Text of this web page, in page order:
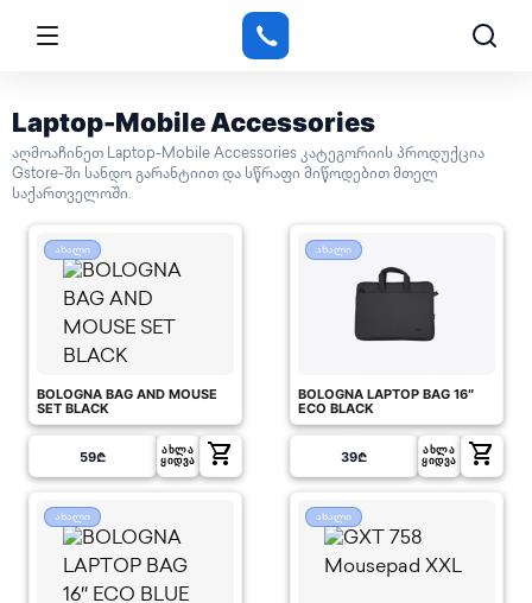
Laptop-Mobile Accessories
აღმოაჩინეთ Laptop-Mobile Accessories კატეგორიის პროდუქცია
Gstore-ში სანდო გარანტიით და სწრაფი მიწოდებით მთელ
საქართველოში.
ახალი
BOLOGNA BAG AND MOUSE
SET BLACK
59₾
ᲐᲮᲚᲐ
ᲧᲘᲓᲕᲐ
shopping_cart
ახალი
BOLOGNA LAPTOP BAG 16″
ECO BLACK
39₾
ᲐᲮᲚᲐ
ᲧᲘᲓᲕᲐ
shopping_cart
ახალი ახალი